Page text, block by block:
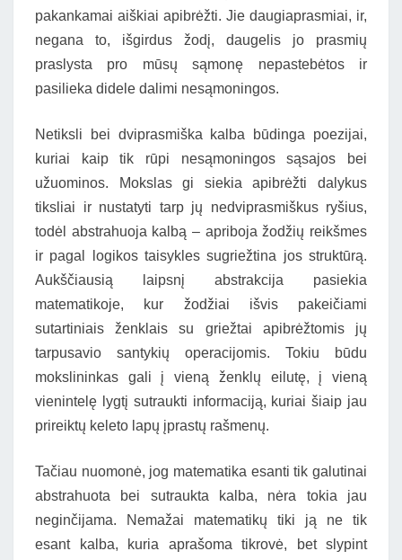
pakankamai aiškiai apibrėžti. Jie daugiaprasmiai, ir,
negana to, išgirdus žodį, daugelis jo prasmių
praslysta pro mūsų sąmonę nepastebėtos ir
pasilieka didele dalimi nesąmoningos.
Netiksli bei dviprasmiška kalba būdinga poezijai,
kuriai kaip tik rūpi nesąmoningos sąsajos bei
užuominos. Mokslas gi siekia apibrėžti dalykus
tiksliai ir nustatyti tarp jų nedviprasmiškus ryšius,
todėl abstrahuoja kalbą – apriboja žodžių reikšmes
ir pagal logikos taisykles sugriežtina jos struktūrą.
Aukščiausią laipsnį abstrakcija pasiekia
matematikoje, kur žodžiai išvis pakeičiami
sutartiniais ženklais su griežtai apibrėžtomis jų
tarpusavio santykių operacijomis. Tokiu būdu
mokslininkas gali į vieną ženklų eilutę, į vieną
vienintelę lygtį sutraukti informaciją, kuriai šiaip jau
prireiktų keleto lapų įprastų rašmenų.
Tačiau nuomonė, jog matematika esanti tik galutinai
abstrahuota bei sutraukta kalba, nėra tokia jau
neginčijama. Nemažai matematikų tiki ją ne tik
esant kalba, kuria aprašoma tikrovė, bet slypint